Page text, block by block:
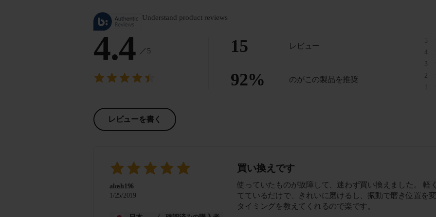
Understand product reviews
4.4 ／5
レビューを書く
15 レビュー
92% のがこの製品を推奨
5
4
3
2
alosh196
1/25/2019
買い換えです
使っていたものが故障して、迷わず買い換えました。 軽
てているだけで、きれいに磨けるし、振動で磨き位置を
タイミングを教えてくれるので楽です。